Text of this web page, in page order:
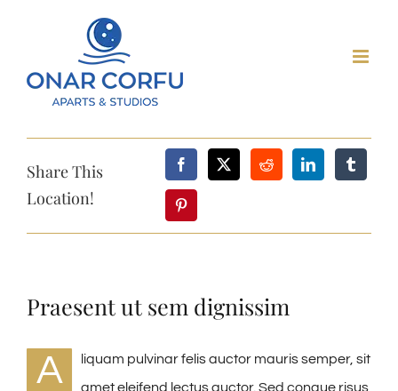
content
Share This
Location!
Praesent ut sem dignissim
A
liquam pulvinar felis auctor mauris semper, sit
amet eleifend lectus auctor. Sed congue risus